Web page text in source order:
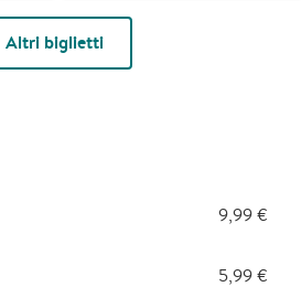
Altri biglietti
9,99 €
5,99 €